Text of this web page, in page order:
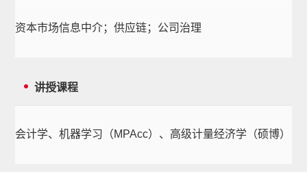
资本市场信息中介；供应链；公司治理
讲授课程
会计学、机器学习（MPAcc）、高级计量经济学（硕博）